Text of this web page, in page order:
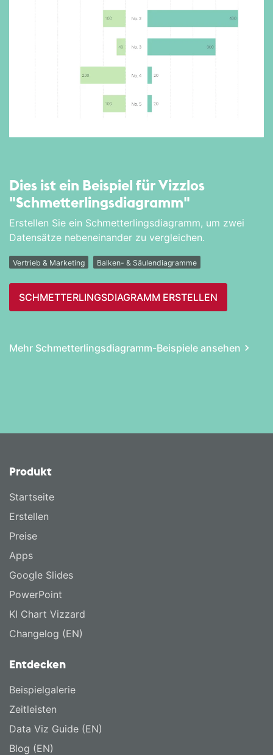
Dies ist ein Beispiel für Vizzlos
"Schmetterlings­diagramm"
Erstellen Sie ein Schmetterlingsdiagramm, um zwei
Datensätze nebeneinander zu vergleichen.
Vertrieb & Marketing Balken- & Säulendiagramme
SCHMETTERLINGS­DIAGRAMM ERSTELLEN
Mehr Schmetterlings­diagramm-Beispiele ansehen
Produkt
Startseite
Erstellen
Preise
Apps
Google Slides
PowerPoint
KI Chart Vizzard
Changelog (EN)
Entdecken
Beispielgalerie
Zeitleisten
Data Viz Guide (EN)
Blog (EN)